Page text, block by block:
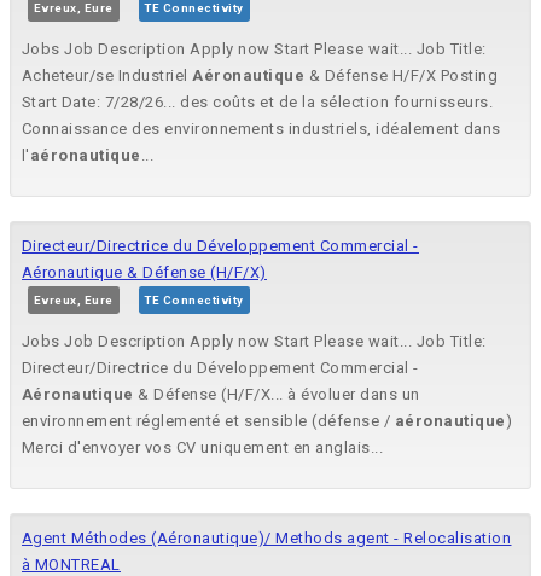
Evreux, Eure TE Connectivity
Jobs Job Description Apply now Start Please wait... Job Title:
Acheteur/se IndustrielAéronautique & Défense H/F/X Posting
Start Date: 7/28/26... des coûts et de la sélection fournisseurs.
Connaissance des environnements industriels, idéalement dans
l' aéronautique ...
Directeur/Directrice du Développement Commercial -
Aéronautique & Défense (H/F/X)
Evreux, Eure TE Connectivity
Jobs Job Description Apply now Start Please wait... Job Title:
Directeur/Directrice du Développement Commercial -
Aéronautique & Défense (H/F/X... à évoluer dans un
environnement réglementé et sensible (défense / aéronautique )
Merci d'envoyer vos CV uniquement en anglais...
Agent Méthodes (Aéronautique)/ Methods agent - Relocalisation
à MONTREAL